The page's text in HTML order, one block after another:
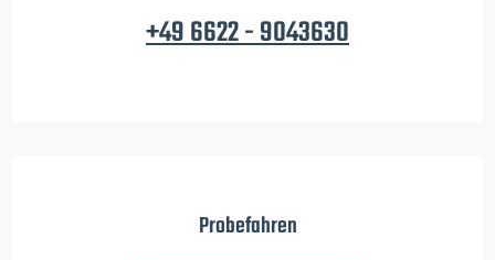
+49 6622 - 9043630
Probefahren